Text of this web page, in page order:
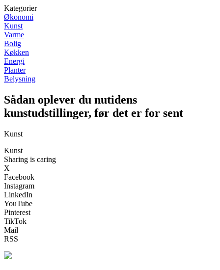
Kategorier
Økonomi
Kunst
Varme
Bolig
Køkken
Energi
Planter
Belysning
Sådan oplever du nutidens
kunstudstillinger, før det er for sent
Kunst
Kunst
Sharing is caring
X
Facebook
Instagram
LinkedIn
YouTube
Pinterest
TikTok
Mail
RSS